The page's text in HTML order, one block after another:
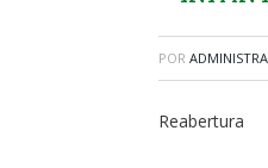
POR
Reabertura